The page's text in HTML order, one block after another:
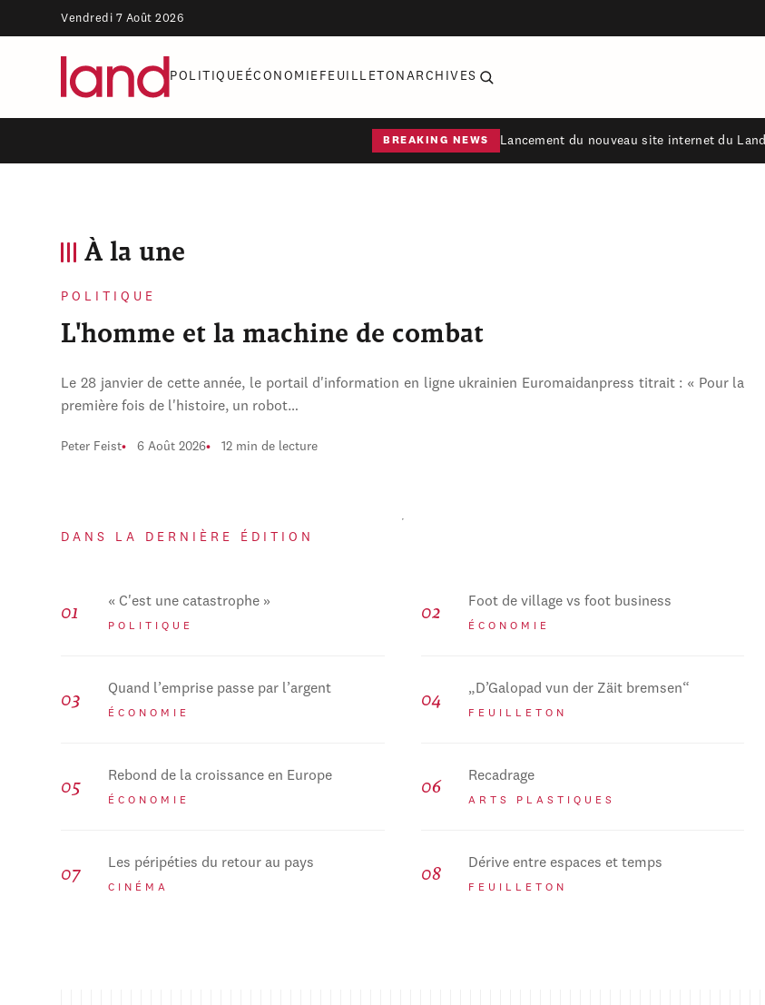
Vendredi 7 Août 2026
POLITIQUE ÉCONOMIE FEUILLETON ARCHIVES
BREAKING NEWS Lancement du nouveau site internet du Land
À la une
POLITIQUE
L'homme et la machine de combat
Le 28 janvier de cette année, le portail d'information en ligne ukrainien Euromaidanpress titrait : « Pour la
première fois de l'histoire, un robot…
Peter Feist 6 Août 2026 12 min de lecture
DANS LA DERNIÈRE ÉDITION
« C'est une catastrophe »
POLITIQUE
Foot de village vs foot business
ÉCONOMIE
Quand l’emprise passe par l’argent
ÉCONOMIE
„D’Galopad vun der Zäit bremsen“
FEUILLETON
Rebond de la croissance en Europe
ÉCONOMIE
Recadrage
ARTS PLASTIQUES
Les péripéties du retour au pays
CINÉMA
Dérive entre espaces et temps
FEUILLETON